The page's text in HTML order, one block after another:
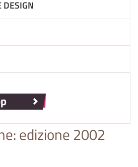
DESIGN
edizione 2002